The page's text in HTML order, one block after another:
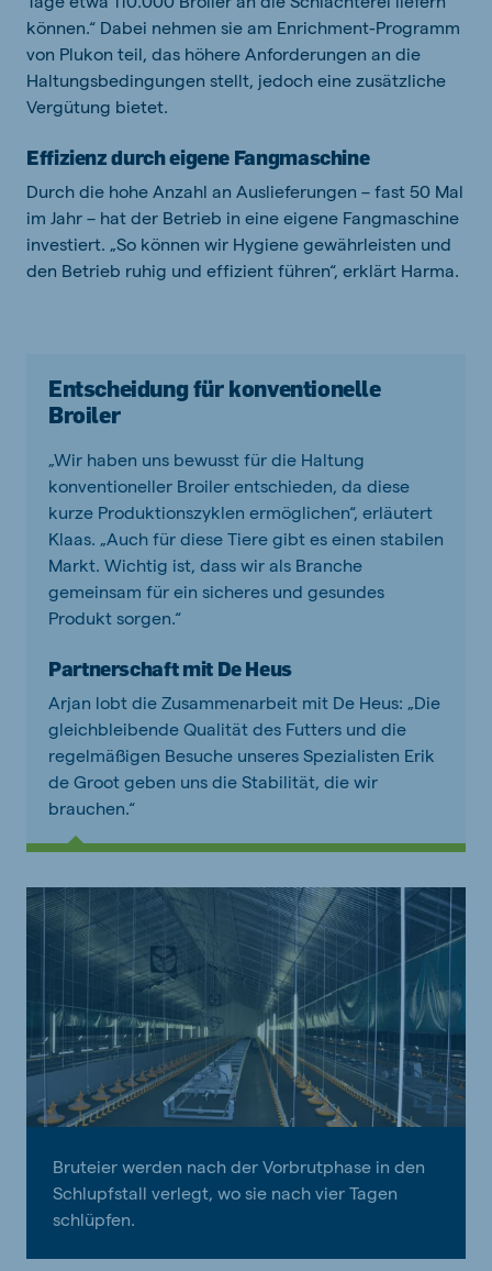
können.“ Dabei nehmen sie am Enrichment-Programm
von Plukon teil, das höhere Anforderungen an die
Haltungsbedingungen stellt, jedoch eine zusätzliche
Vergütung bietet.
Effizienz durch eigene Fangmaschine
Durch die hohe Anzahl an Auslieferungen – fast 50 Mal
im Jahr – hat der Betrieb in eine eigene Fangmaschine
investiert. „So können wir Hygiene gewährleisten und
den Betrieb ruhig und effizient führen“, erklärt Harma.
Entscheidung für konventionelle
Broiler
„Wir haben uns bewusst für die Haltung
konventioneller Broiler entschieden, da diese
kurze Produktionszyklen ermöglichen“, erläutert
Klaas. „Auch für diese Tiere gibt es einen stabilen
Markt. Wichtig ist, dass wir als Branche
gemeinsam für ein sicheres und gesundes
Produkt sorgen.“
Partnerschaft mit De Heus
Arjan lobt die Zusammenarbeit mit De Heus: „Die
gleichbleibende Qualität des Futters und die
regelmäßigen Besuche unseres Spezialisten Erik
de Groot geben uns die Stabilität, die wir
brauchen.“
Bruteier werden nach der Vorbrutphase in den
Schlupfstall verlegt, wo sie nach vier Tagen
schlüpfen.